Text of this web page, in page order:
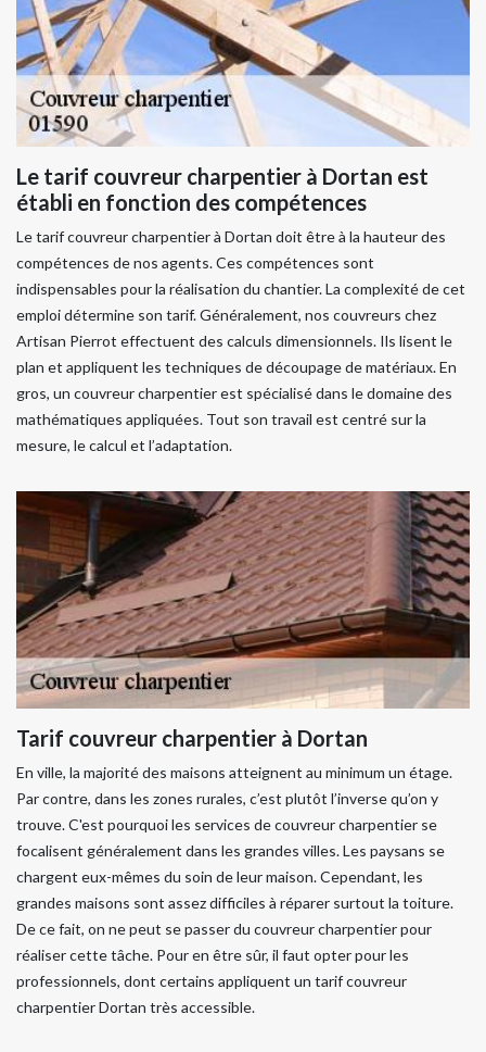
Le tarif couvreur charpentier à Dortan est
établi en fonction des compétences
Le tarif couvreur charpentier à Dortan doit être à la hauteur des
compétences de nos agents. Ces compétences sont
indispensables pour la réalisation du chantier. La complexité de cet
emploi détermine son tarif. Généralement, nos couvreurs chez
Artisan Pierrot effectuent des calculs dimensionnels. Ils lisent le
plan et appliquent les techniques de découpage de matériaux. En
gros, un couvreur charpentier est spécialisé dans le domaine des
mathématiques appliquées. Tout son travail est centré sur la
mesure, le calcul et l’adaptation.
Tarif couvreur charpentier à Dortan
En ville, la majorité des maisons atteignent au minimum un étage.
Par contre, dans les zones rurales, c’est plutôt l’inverse qu’on y
trouve. C'est pourquoi les services de couvreur charpentier se
focalisent généralement dans les grandes villes. Les paysans se
chargent eux-mêmes du soin de leur maison. Cependant, les
grandes maisons sont assez difficiles à réparer surtout la toiture.
De ce fait, on ne peut se passer du couvreur charpentier pour
réaliser cette tâche. Pour en être sûr, il faut opter pour les
professionnels, dont certains appliquent un tarif couvreur
charpentier Dortan très accessible.